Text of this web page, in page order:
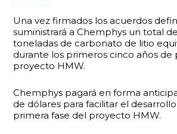
Una vez firmados los acuerdos
suministrará a Chemphys un total
toneladas de carbonato de litio
durante los primeros cinco años de
proyecto HMW.
Chemphys pagará en forma
de dólares para facilitar el
primera fase del proyecto HMW.